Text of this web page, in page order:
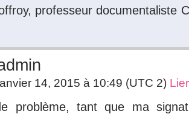
professeur documentaliste
14, 2015 à 10:49 (UTC 2)
problème, tant que ma